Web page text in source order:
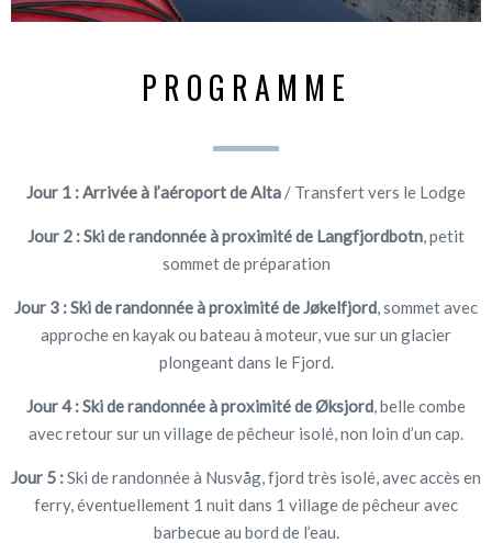
PROGRAMME
Jour 1 :Arrivée à l’aéroport de Alta / Transfert vers le Lodge
Jour 2 : Ski de randonnée à proximité de Langfjordbotn, petit
sommet de préparation
Jour 3 : Ski de randonnée à proximité de Jøkelfjord, sommet avec
approche en kayak ou bateau à moteur, vue sur un glacier
plongeant dans le Fjord.
Jour 4 :Ski de randonnée à proximité de Øksjord, belle combe
avec retour sur un village de pêcheur isolé, non loin d’un cap.
Jour 5 :Ski de randonnée à Nusvåg, fjord très isolé, avec accès en
ferry, éventuellement 1 nuit dans 1 village de pêcheur avec
barbecue au bord de l’eau.